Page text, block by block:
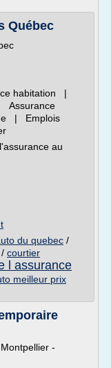
Québec
habitation |
Assurance
| Emplois
au
du quebec /
/ courtier
l assurance
meilleur prix
-